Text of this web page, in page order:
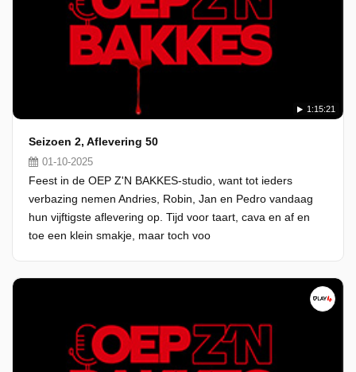
1:15:21
Seizoen 2, Aflevering 50
01-10-2025
Feest in de OEP Z'N BAKKES-studio, want tot ieders
verbazing nemen Andries, Robin, Jan en Pedro vandaag
hun vijftigste aflevering op. Tijd voor taart, cava en af en
toe een klein smakje, maar toch voo